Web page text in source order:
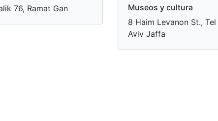
76, Ramat Gan
Museos y cultura
8 Haim Levanon St., Tel
Aviv Jaffa